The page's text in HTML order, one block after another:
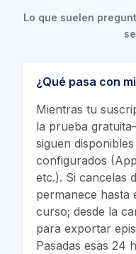
Lo que suelen
¿Qué pasa con
Mientras tu
la prueba
siguen
configurados
etc.). Si cancelas
permanece hasta
curso; desde la
para exportar
Pasadas esas 24